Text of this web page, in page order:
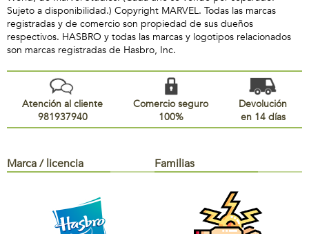
Sujeto a disponibilidad.) Copyright MARVEL. Todas las marcas
registradas y de comercio son propiedad de sus dueños
respectivos. HASBRO y todas las marcas y logotipos relacionados
son marcas registradas de Hasbro, Inc.
Atención al cliente
981937940
Comercio seguro
100%
Devolución
en 14 días
Marca / licencia Familias